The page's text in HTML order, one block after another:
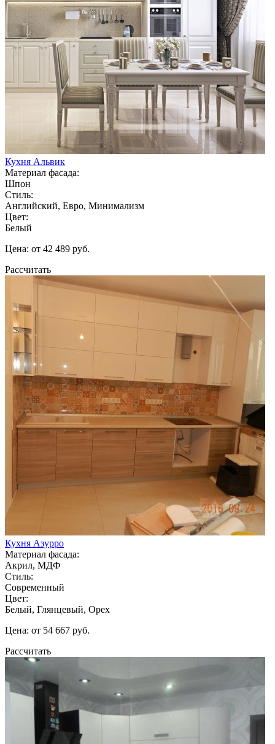
Кухня Альвик
Материал фасада:
Шпон
Стиль:
Английский, Евро, Минимализм
Цвет:
Белый
Цена: от 42 489 руб.
Рассчитать
Кухня Азурро
Материал фасада:
Акрил, МДФ
Стиль:
Современный
Цвет:
Белый, Глянцевый, Орех
Цена: от 54 667 руб.
Рассчитать